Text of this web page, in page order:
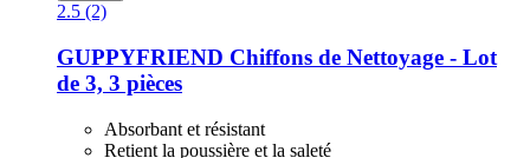
2.5 (2)
GUPPYFRIEND Chiffons de Nettoyage -​ Lot
de 3, 3 pièces
Absorbant et résistant
Retient la poussière et la saleté